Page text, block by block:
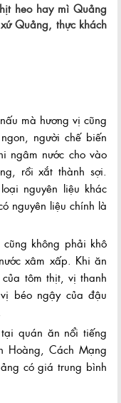
heo hay mì Quảng
Quảng, thực khách
mà hương vị cũng
người chế biến
ngâm nước cho vào
rồi xắt thành sợi.
nguyên liệu khác
nguyên liệu chính là
không phải khô
xâm xấp. Khi ăn
tôm thịt, vị thanh
béo ngậy của đậu
quán ăn nổi tiếng
Hoàng, Cách Mạng
có giá trung bình